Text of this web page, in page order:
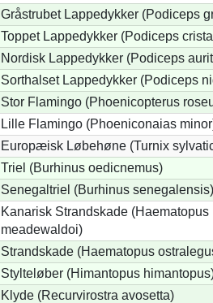
Gråstrubet Lappedykker (Podiceps
Toppet Lappedykker (Podiceps
Nordisk Lappedykker (Podiceps
Sorthalset Lappedykker (Podiceps
Stor Flamingo (Phoenicopterus
Lille Flamingo (Phoeniconaias
Europæisk Løbehøne (Turnix
Triel (Burhinus oedicnemus)
Senegaltriel (Burhinus senegalensis)
Kanarisk Strandskade (Haematopus
meadewaldoi)
Strandskade (Haematopus
Stylteløber (Himantopus
Klyde (Recurvirostra avosetta)